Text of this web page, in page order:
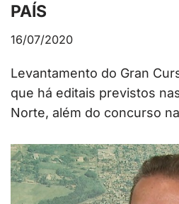
PAÍS
16/07/2020
Levantamento do Gran
que há editais previstos
Norte, além do concurso